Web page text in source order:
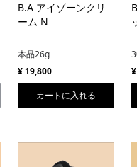
B.A アイゾーンクリ
ーム N
本品26g
¥ 19,800
カートに入れる